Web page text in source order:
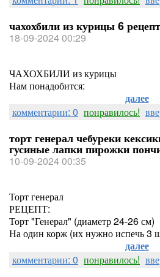
чахохбили из курицы 6
18-09-2024 00:29
ЧАХОХБИЛИ из курицы
Нам понадобится:
далее
комментарии: 0 понравилось!
торт генерал чебуреки
гусиные лапки пирожки
10-09-2024 00:35
Торт генерал
РЕЦЕПТ:
Торт "Генерал" (диаметр 24-26 см)
На один корж (их нужно испечь 3
далее
комментарии: 0 понравилось!